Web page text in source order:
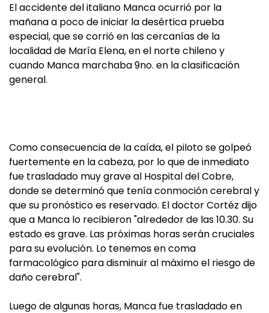
El accidente del italiano Manca ocurrió por la
mañana a poco de iniciar la desértica prueba
especial, que se corrió en las cercanías de la
localidad de María Elena, en el norte chileno y
cuando Manca marchaba 9no. en la clasificación
general.
Como consecuencia de la caída, el piloto se golpeó
fuertemente en la cabeza, por lo que de inmediato
fue trasladado muy grave al Hospital del Cobre,
donde se determinó que tenía conmoción cerebral y
que su pronóstico es reservado. El doctor Cortéz dijo
que a Manca lo recibieron "alrededor de las 10.30. Su
estado es grave. Las próximas horas serán cruciales
para su evolución. Lo tenemos en coma
farmacológico para disminuir al máximo el riesgo de
daño cerebral".
Luego de algunas horas, Manca fue trasladado en